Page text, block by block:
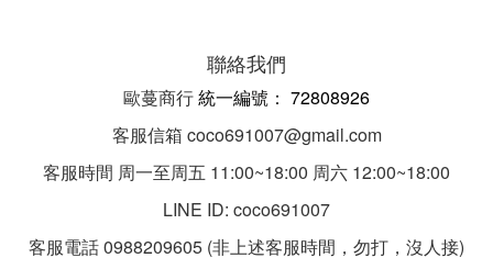
聯絡我們
歐蔓商行統一編號： 72808926
客服信箱 coco691007@gmail.com
客服時間 周一至周五 11:00~18:00 周六 12:00~18:00
LINE ID: coco691007
客服電話 0988209605 (非上述客服時間，勿打，沒人接)